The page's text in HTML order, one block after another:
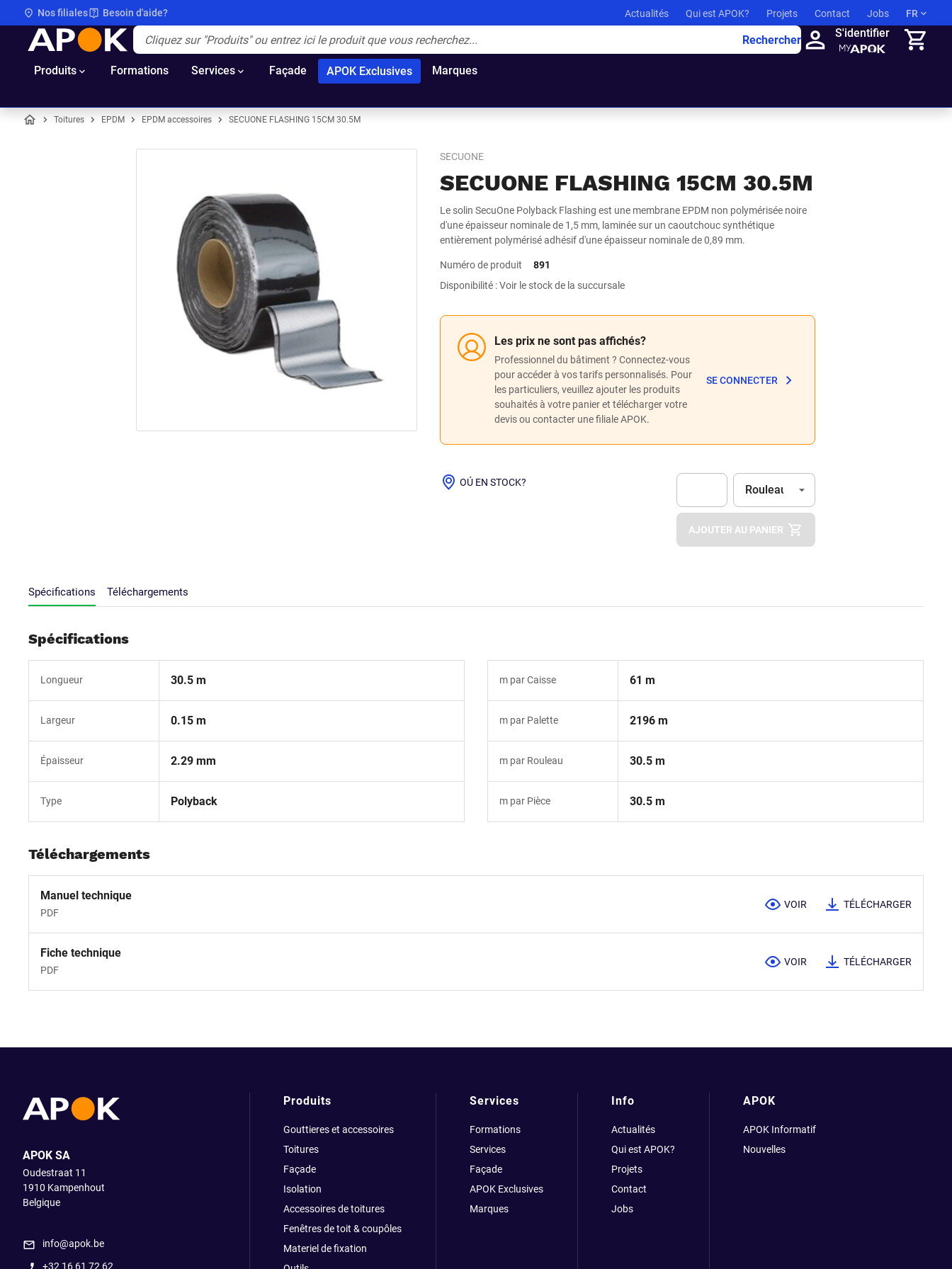
Nos filiales Besoin d'aide? Actualités Qui est APOK? Projets Contact Jobs FR
APOK Rechercher
S'identifier
Produits Formations Services Façade APOK Exclusives Marques
Toitures EPDM EPDM accessoires SECUONE FLASHING 15CM 30.5M
SECUONE
SECUONE FLASHING 15CM 30.5M
Le solin SecuOne Polyback Flashing est une membrane EPDM non polymérisée noire
d'une épaisseur nominale de 1,5 mm, laminée sur un caoutchouc synthétique
entièrement polymérisé adhésif d'une épaisseur nominale de 0,89 mm.
Numéro de produit
891
Disponibilité : Voir le stock de la succursale
Les prix ne sont pas affichés?
Professionnel du bâtiment ? Connectez-vous
pour accéder à vos tarifs personnalisés. Pour
les particuliers, veuillez ajouter les produits
souhaités à votre panier et télécharger votre
devis ou contacter une filiale APOK.
SE CONNECTER
OÚ EN STOCK?
Apok.Product.Detail.AddToCart.Quantity
Unité
Rouleau
AJOUTER AU PANIER
Spécifications Téléchargements
Spécifications
Longueur 30.5 m
Largeur 0.15 m
Épaisseur 2.29 mm
Type Polyback
m par Caisse 61 m
m par Palette 2196 m
m par Rouleau 30.5 m
m par Pièce 30.5 m
Téléchargements
Manuel technique
PDF
VOIR TÉLÉCHARGER
Fiche technique
PDF
VOIR TÉLÉCHARGER
APOK SA
Oudestraat 11
1910 Kampenhout
Belgique
info@apok.be
+32 16 61 72 62
Produits
Gouttieres et accessoires
Toitures
Façade
Isolation
Accessoires de toitures
Fenêtres de toit & coupôles
Materiel de fixation
Services
Formations
Services
Façade
APOK Exclusives
Marques
Info
Actualités
Qui est APOK?
Projets
Contact
Jobs
APOK
APOK Informatif
Nouvelles